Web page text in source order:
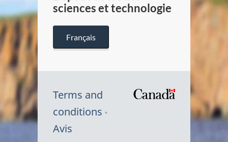
sciences et technologie
Français
Terms and
conditions
Avis
Symbole